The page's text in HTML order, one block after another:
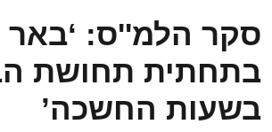
סקר הלמ''ס:
בתחתית תחושת
בשעות החשכה’